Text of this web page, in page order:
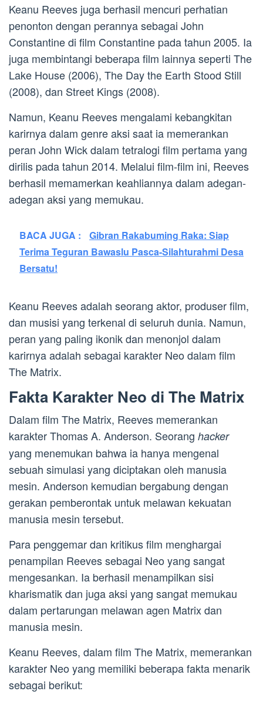
Keanu Reeves juga berhasil mencuri perhatian
penonton dengan perannya sebagai John
Constantine di film Constantine pada tahun 2005. Ia
juga membintangi beberapa film lainnya seperti The
Lake House (2006), The Day the Earth Stood Still
(2008), dan Street Kings (2008).
Namun, Keanu Reeves mengalami kebangkitan
karirnya dalam genre aksi saat ia memerankan
peran John Wick dalam tetralogi film pertama yang
dirilis pada tahun 2014. Melalui film-film ini, Reeves
berhasil memamerkan keahliannya dalam adegan-
adegan aksi yang memukau.
BACA JUGA :
Gibran Rakabuming Raka: Siap
Terima Teguran Bawaslu Pasca-Silahturahmi Desa
Bersatu!
Keanu Reeves adalah seorang aktor, produser film,
dan musisi yang terkenal di seluruh dunia. Namun,
peran yang paling ikonik dan menonjol dalam
karirnya adalah sebagai karakter Neo dalam film
The Matrix.
Fakta Karakter Neo di The Matrix
Dalam film The Matrix, Reeves memerankan
karakter Thomas A. Anderson. Seorang hacker
yang menemukan bahwa ia hanya mengenal
sebuah simulasi yang diciptakan oleh manusia
mesin. Anderson kemudian bergabung dengan
gerakan pemberontak untuk melawan kekuatan
manusia mesin tersebut.
Para penggemar dan kritikus film menghargai
penampilan Reeves sebagai Neo yang sangat
mengesankan. Ia berhasil menampilkan sisi
kharismatik dan juga aksi yang sangat memukau
dalam pertarungan melawan agen Matrix dan
manusia mesin.
Keanu Reeves, dalam film The Matrix, memerankan
karakter Neo yang memiliki beberapa fakta menarik
sebagai berikut: